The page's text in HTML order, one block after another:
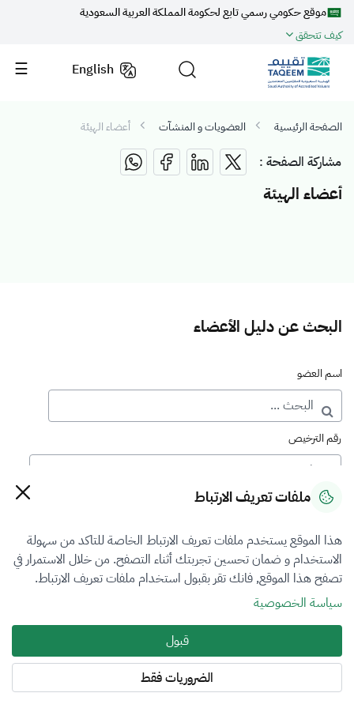
موقع حكومي رسمي تابع لحكومة المملكة العربية السعودية
كيف تتحقق
English
الصفحة الرئيسية العضويات و المنشآت أعضاء الهيئة
مشاركة الصفحة :
أعضاء الهيئة
البحث عن دليل الأعضاء
اسم العضو
رقم الترخيص
رقم العضوية
فرع التقييم
الآلات والمعدات والممتلكات المنقولة
نوع العضوية
طالب منتسب
المنطقة
ملفات تعريف الارتباط
هذا الموقع يستخدم ملفات تعريف الارتباط الخاصة للتاكد من سهولة
الاستخدام و ضمان تحسين تجربتك أثناء التصفح. من خلال الاستمرار في
تصفح هذا الموقع, فانك تقر بقبول استخدام ملفات تعريف الارتباط.
سياسة الخصوصية
قبول
الضروريات فقط